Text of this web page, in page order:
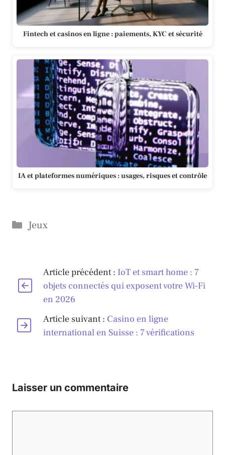
Fintech et casinos en ligne : paiements, KYC et sécurité
IA et plateformes numériques : usages, risques et contrôle
Catégories
Jeux
Article précédent : IoT et smart home : 7
objets connectés qui exposent votre Wi-Fi
en 2026
Article suivant : Casino en ligne
international en Suisse : 7 vérifications
Laisser un commentaire